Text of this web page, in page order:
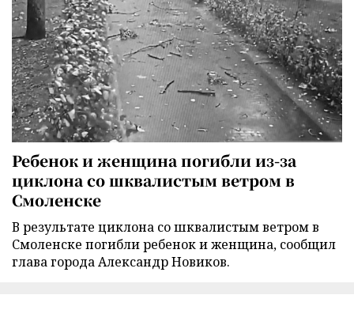
Ребенок и женщина погибли из-за
циклона со шквалистым ветром в
Смоленске
В результате циклона со шквалистым ветром в
Смоленске погибли ребенок и женщина, сообщил
глава города Александр Новиков.